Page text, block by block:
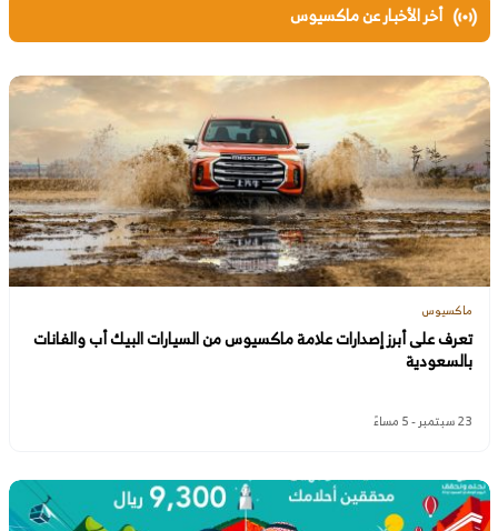
أخر الأخبار عن ماكسيوس
ماكسيوس
تعرف على أبرز إصدارات علامة ماكسيوس من السيارات البيك أب والفانات
بالسعودية
23 سبتمبر - 5 مساءً